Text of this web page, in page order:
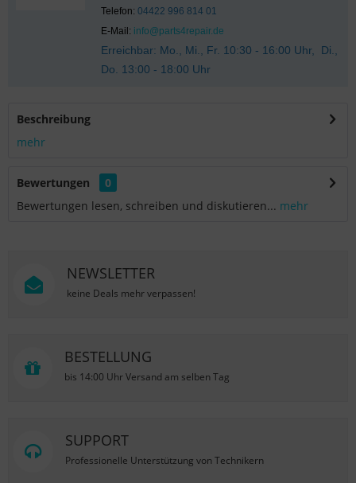
Telefon: 04422 996 814 01
E-Mail: info@parts4repair.de
Erreichbar: Mo., Mi., Fr. 10:30 - 16:00 Uhr, Di.,
Do. 13:00 - 18:00 Uhr
Beschreibung
mehr
Bewertungen
0
Bewertungen lesen, schreiben und diskutieren... mehr
NEWSLETTER
keine Deals mehr verpassen!
BESTELLUNG
bis 14:00 Uhr Versand am selben Tag
SUPPORT
Professionelle Unterstützung von Technikern